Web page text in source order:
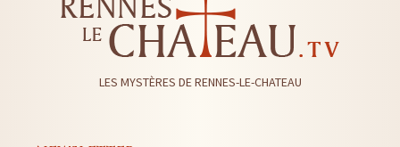
LES MYSTÈRES DE RENNES-LE-CHATEAU